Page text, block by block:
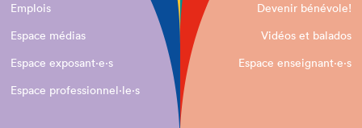
Emplois
Devenir bénévole!
Espace médias
Vidéos et balados
Espace exposant·e⋅s
Espace enseignant·e⋅s
Espace professionnel·le⋅s